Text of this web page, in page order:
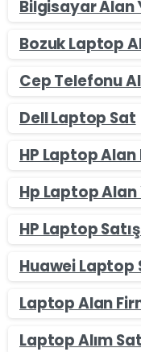
Bilgisayar Alan
Bozuk Laptop
Cep Telefonu
Dell Laptop Sat
HP Laptop
Hp Laptop
HP Laptop
Huawei Laptop
Laptop Alan
Laptop Alım